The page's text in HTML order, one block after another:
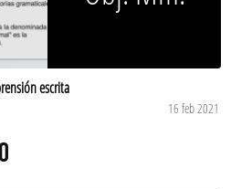
escrita
16 feb 2021